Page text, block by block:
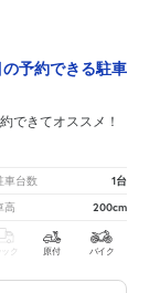
予約できる駐車
できてオススメ！
車台数 1台
高 200cm
ック 原付 バイク